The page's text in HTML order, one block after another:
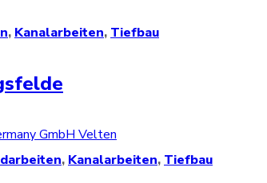
,Kanalarbeiten,Tiefbau
, Kanalarbeiten, Tiefbau